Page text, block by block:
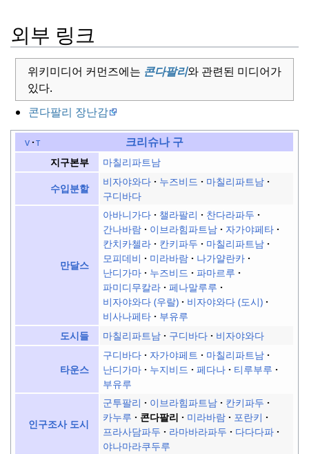
외부 링크
위키미디어 커먼즈에는 콘다팔리와 관련된 미디어가
있다.
콘다팔리 장난감
v t 크리슈나 구
지구본부 마칠리파트남
수입분할
비자야와다 누즈비드
마칠리파트남
구디바다
만달스
아바니가다 챌라팔리
찬다라파두
간나바람
이브라힘파트남
자가야페타
칸치카첼라
칸키파두
마칠리파트남
모피데비
미라바람
나가얄란카
난디가마
누즈비드
파마르루
파미디무칼라
페나말루루
비자야와다 (우랄)
비자야와다 (도시)
비사나페타
부유루
도시들
마칠리파트남 구디바다 비자야와다
타운스
구디바다 자가야페트
마칠리파트남
난디가마
누지비드 페다나
티루부루
부유루
인구조사 도시
군투팔리 이브라힘파트남
칸키파두
카누루
콘다팔리 미라바람
포란키
프라사담파두
라마바라파두
다다다파
야나마라쿠두루